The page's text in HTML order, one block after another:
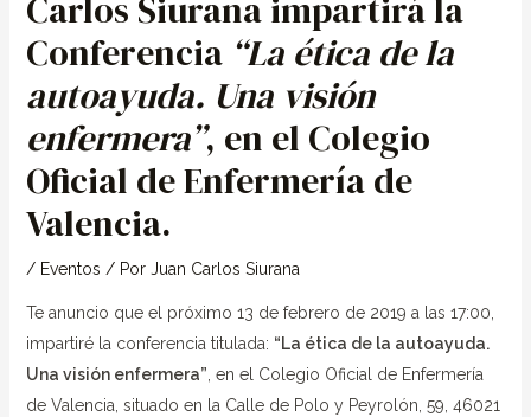
Carlos Siurana impartirá la
Conferencia “La ética de la
autoayuda. Una visión
enfermera”, en el Colegio
Oficial de Enfermería de
Valencia.
/ Eventos / Por Juan Carlos Siurana
Te anuncio que el próximo 13 de febrero de 2019 a las 17:00,
impartiré la conferencia titulada: “La ética de la autoayuda.
Una visión enfermera”, en el Colegio Oficial de Enfermería
de Valencia, situado en la Calle de Polo y Peyrolón, 59, 46021